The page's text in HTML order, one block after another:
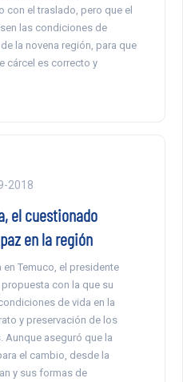
con el traslado, pero que el
las condiciones de
la novena región, para que
cárcel es correcto y
2018
el cuestionado
en la región
Temuco, el presidente
con la que su
de vida en la
y preservación de los
Aunque aseguró que la
el cambio, desde la
y sus formas de